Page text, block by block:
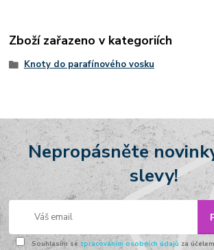
Zboží zařazeno v kategoriích
Knoty do parafínového vosku
Nepropásněte
slevy!
Souhlasím se zpracováním osobních údajů za